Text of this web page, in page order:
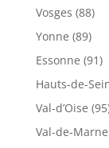
Vosges (88)
Yonne (89)
Essonne (91)
Hauts-de-
Val-d’Oise
Val-de-